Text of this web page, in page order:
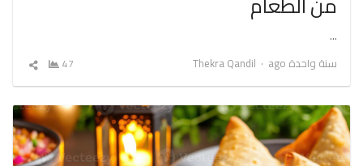
…
سنة واحدة ago
Author
Thekra Qandil
47
شارك